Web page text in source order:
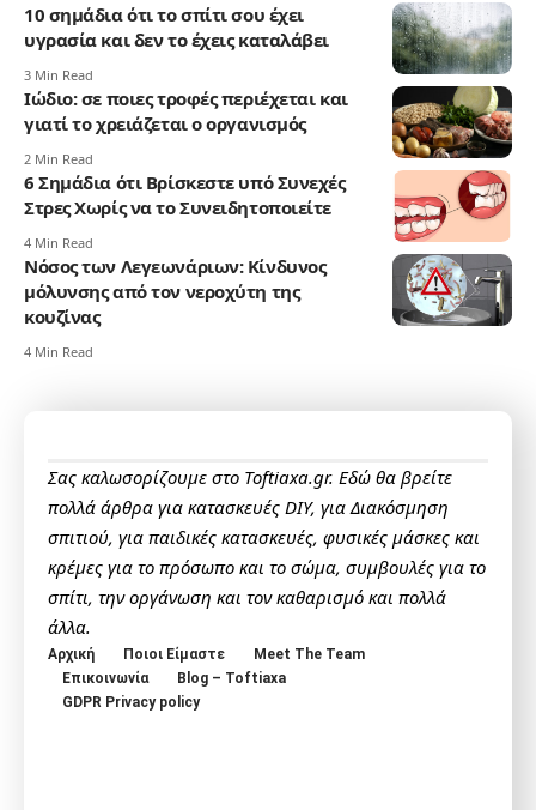
10 σημάδια ότι το σπίτι σου έχει
υγρασία και δεν το έχεις καταλάβει
3 Min Read
Ιώδιο: σε ποιες τροφές περιέχεται και
γιατί το χρειάζεται ο οργανισμός
2 Min Read
6 Σημάδια ότι Βρίσκεστε υπό Συνεχές
Στρες Χωρίς να το Συνειδητοποιείτε
4 Min Read
Νόσος των Λεγεωνάριων: Κίνδυνος
μόλυνσης από τον νεροχύτη της
κουζίνας
4 Min Read
Σας καλωσορίζουμε στο Toftiaxa.gr. Εδώ θα βρείτε
πολλά άρθρα για κατασκευές DIY, για Διακόσμηση
σπιτιού, για παιδικές κατασκευές, φυσικές μάσκες και
κρέμες για το πρόσωπο και το σώμα, συμβουλές για το
σπίτι, την οργάνωση και τον καθαρισμό και πολλά
άλλα.
Αρχική Ποιοι Είμαστε
Meet The Team
Επικοινωνία
Blog – Toftiaxa
GDPR Privacy policy